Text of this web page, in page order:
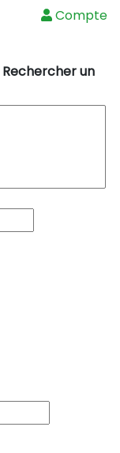
Compte
Rechercher un